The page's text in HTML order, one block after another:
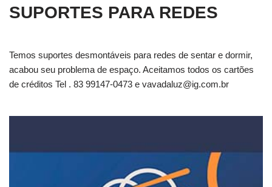
SUPORTES PARA REDES
Temos suportes desmontáveis para redes de sentar e dormir,
acabou seu problema de espaço. Aceitamos todos os cartões
de créditos Tel . 83 99147-0473 e vavadaluz@ig.com.br